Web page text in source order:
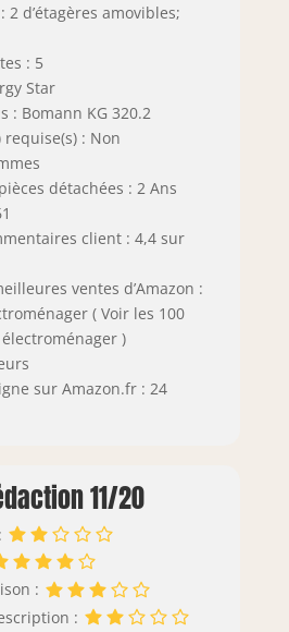
2 d’étagères amovibles;
: 5
Star
: Bomann KG 320.2
requise(s) : Non
détachées : 2 Ans
client : 4,4 sur
ventes d’Amazon :
( Voir les 100
)
sur Amazon.fr : 24
11/20
:
: